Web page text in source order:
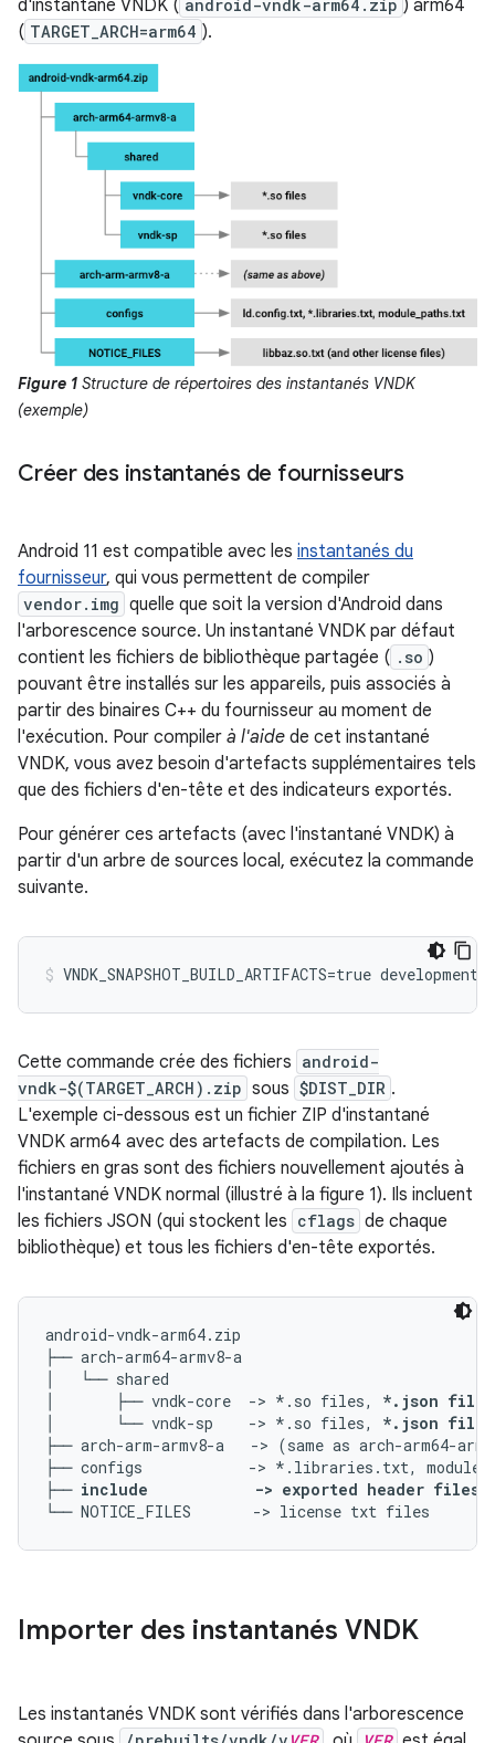
d'instantané VNDK ( android-vndk-arm64.zip ) arm64
( TARGET_ARCH=arm64 ).
Figure 1 Structure de répertoires des instantanés VNDK
(exemple)
Créer des instantanés de fournisseurs
Android 11 est compatible avec les instantanés du
fournisseur, qui vous permettent de compiler
vendor.img quelle que soit la version d'Android dans
l'arborescence source. Un instantané VNDK par défaut
contient les fichiers de bibliothèque partagée ( .so )
pouvant être installés sur les appareils, puis associés à
partir des binaires C++ du fournisseur au moment de
l'exécution. Pour compiler à l'aide de cet instantané
VNDK, vous avez besoin d'artefacts supplémentaires tels
que des fichiers d'en-tête et des indicateurs exportés.
Pour générer ces artefacts (avec l'instantané VNDK) à
partir d'un arbre de sources local, exécutez la commande
suivante.
Cette commande crée des fichiers android-
vndk-$(TARGET_ARCH).zip sous $DIST_DIR .
L'exemple ci-dessous est un fichier ZIP d'instantané
VNDK arm64 avec des artefacts de compilation. Les
fichiers en gras sont des fichiers nouvellement ajoutés à
l'instantané VNDK normal (illustré à la figure 1). Ils incluent
les fichiers JSON (qui stockent les cflags de chaque
bibliothèque) et tous les fichiers d'en-tête exportés.
android-vndk-arm64.zip
├── arch-arm64-armv8-a
│   └── shared
│       ├── vndk-core  -> *.so files, *.json files
│       └── vndk-sp    -> *.so files, *.json files
├── arch-arm-armv8-a   -> (same as arch-arm64-
├── configs            -> *.libraries.txt,
├── include            -> exported header
Importer des instantanés VNDK
Les instantanés VNDK sont vérifiés dans l'arborescence